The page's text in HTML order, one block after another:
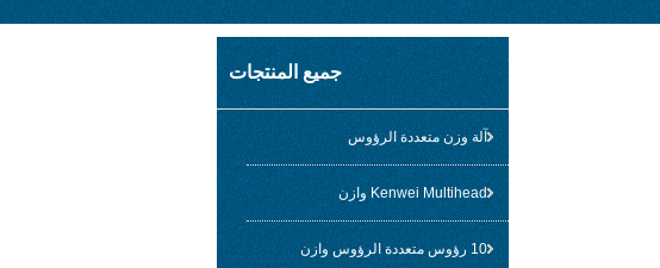
جميع المنتجات
آلة وزن متعددة الرؤوس
Kenwei Multihead وازن
10 رؤوس متعددة الرؤوس وازن